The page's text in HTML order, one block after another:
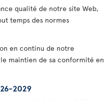
qualité de notre site Web,
temps des normes
en continu de notre
maintien de sa conformité en
2029